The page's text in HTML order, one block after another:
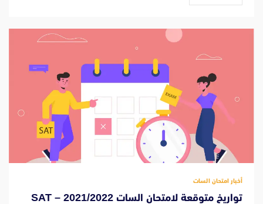
أخبار امتحان السات
تواريخ متوقعة لامتحان السات 2021/2022 – SAT